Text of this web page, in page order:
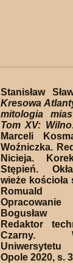
Stanisław
Kresowa
mitologia
Tom XV: Wilno
Marceli
Woźniczka.
Nicieja.
Stępień.
wieże kościoła
Romuald
Bogusław
Redaktor
Czarny.
Uniwersytetu
Opole 2020, s.